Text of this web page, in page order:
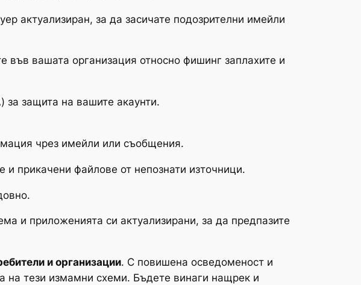
актуализиран, за да засичате подозрителни имейли
във вашата организация относно фишинг заплахите и
за защита на вашите акаунти.
чрез имейли или съобщения.
и прикачени файлове от непознати източници.
и приложенията си актуализирани, за да предпазите
и организации. С повишена осведоменост и
на тези измамни схеми. Бъдете винаги нащрек и